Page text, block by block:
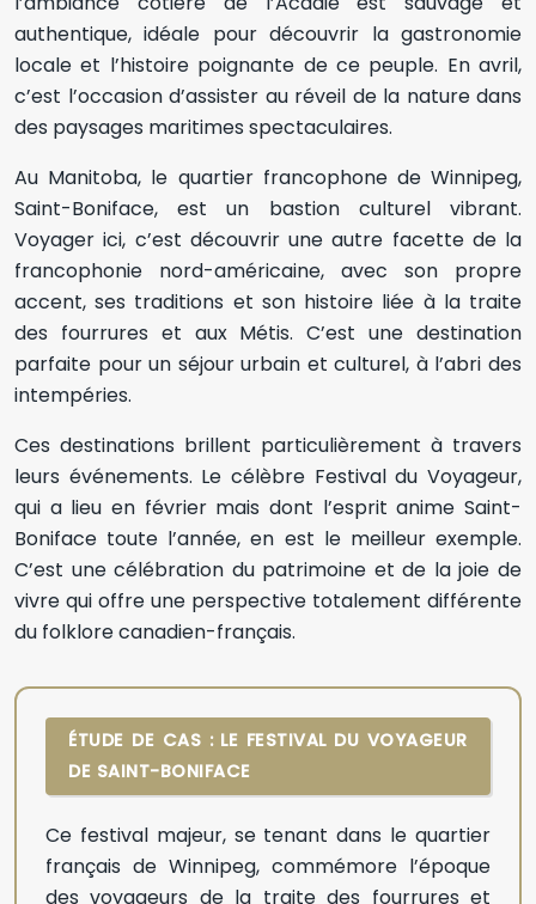
authentique, idéale pour découvrir la gastronomie
locale et l’histoire poignante de ce peuple. En avril,
c’est l’occasion d’assister au réveil de la nature dans
des paysages maritimes spectaculaires.
Au Manitoba, le quartier francophone de Winnipeg,
Saint-Boniface, est un bastion culturel vibrant.
Voyager ici, c’est découvrir une autre facette de la
francophonie nord-américaine, avec son propre
accent, ses traditions et son histoire liée à la traite
des fourrures et aux Métis. C’est une destination
parfaite pour un séjour urbain et culturel, à l’abri des
intempéries.
Ces destinations brillent particulièrement à travers
leurs événements. Le célèbre Festival du Voyageur,
qui a lieu en février mais dont l’esprit anime Saint-
Boniface toute l’année, en est le meilleur exemple.
C’est une célébration du patrimoine et de la joie de
vivre qui offre une perspective totalement différente
du folklore canadien-français.
ÉTUDE DE CAS : LE FESTIVAL DU VOYAGEUR
DE SAINT-BONIFACE
Ce festival majeur, se tenant dans le quartier
français de Winnipeg, commémore l’époque
des voyageurs de la traite des fourrures et